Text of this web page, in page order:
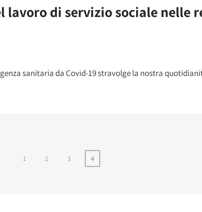
lavoro di servizio sociale nelle
sanitaria da Covid-19 stravolge la nostra
1 2 3 4